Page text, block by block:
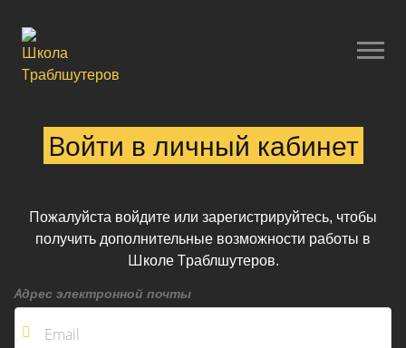
Войти в личный кабинет
Пожалуйста войдите или зарегистрируйтесь, чтобы
получить дополнительные возможности работы в
Школе Траблшутеров.
Адрес электронной почты